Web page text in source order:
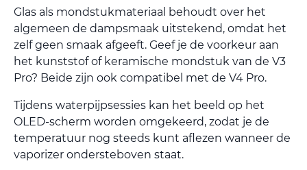
Glas als mondstukmateriaal behoudt over het
algemeen de dampsmaak uitstekend, omdat het
zelf geen smaak afgeeft. Geef je de voorkeur aan
het kunststof of keramische mondstuk van de V3
Pro? Beide zijn ook compatibel met de V4 Pro.
Tijdens waterpijpsessies kan het beeld op het
OLED-scherm worden omgekeerd, zodat je de
temperatuur nog steeds kunt aflezen wanneer de
vaporizer ondersteboven staat.